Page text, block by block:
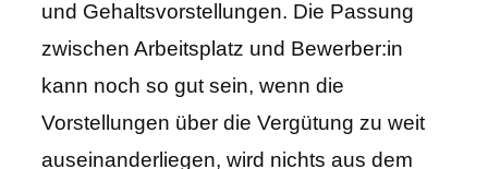
und Gehaltsvorstellungen. Die Passung
zwischen Arbeitsplatz und Bewerber:in
kann noch so gut sein, wenn die
Vorstellungen über die Vergütung zu weit
auseinanderliegen, wird nichts aus dem